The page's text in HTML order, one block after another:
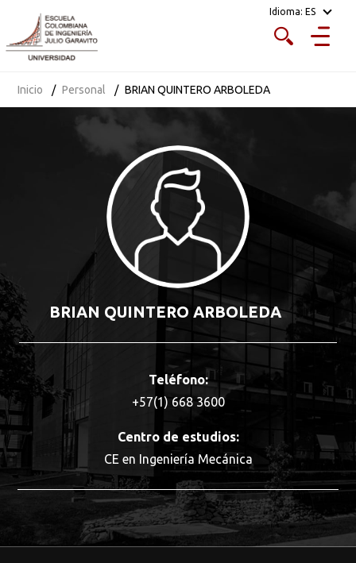
Idioma: ES
Inicio Personal BRIAN QUINTERO ARBOLEDA
BRIAN QUINTERO ARBOLEDA
Teléfono:
+57(1) 668 3600
Centro de estudios:
CE en Ingeniería Mecánica